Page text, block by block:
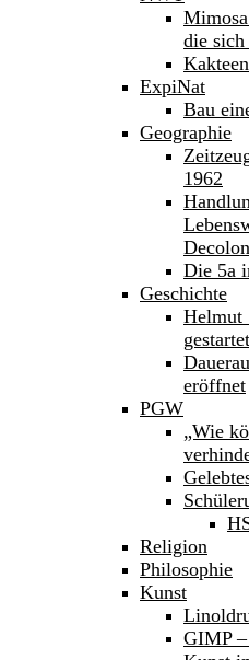
die sich
ExpiNat
Bau
Geographie
1962
Die 5a
Geschichte
Helmut
gestartet
eröffnet
PGW
„Wie
Religion
Philosophie
Kunst
GIMP